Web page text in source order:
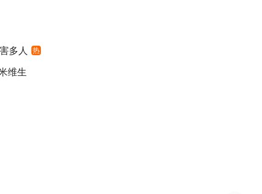
多人 热
维生